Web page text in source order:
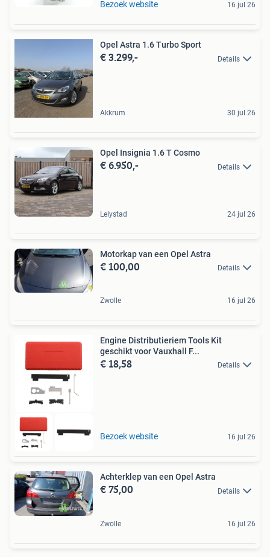
Bezoek website 16 jul 26
Opel Astra 1.6 Turbo Sport
€ 3.299,- Details
Akkrum 30 jul 26
Opel Insignia 1.6 T Cosmo
€ 6.950,- Details
Lelystad 24 jul 26
Motorkap van een Opel Astra
€ 100,00 Details
Zwolle 16 jul 26
Engine Distributieriem Tools Kit
geschikt voor Vauxhall F...
€ 18,58 Details
Bezoek website 16 jul 26
Achterklep van een Opel Astra
€ 75,00 Details
Zwolle 16 jul 26